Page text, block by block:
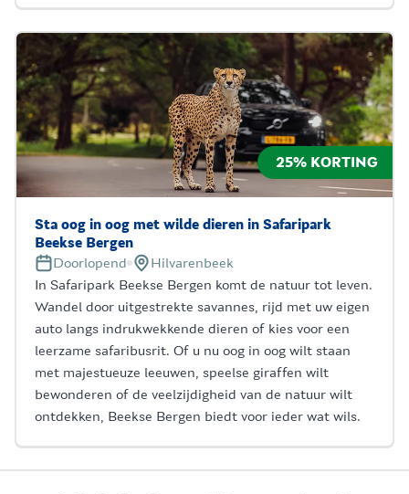
25% KORTING
Sta oog in oog met wilde dieren in Safaripark
Beekse Bergen
Doorlopend
Hilvarenbeek
In Safaripark Beekse Bergen komt de natuur tot leven.
Wandel door uitgestrekte savannes, rijd met uw eigen
auto langs indrukwekkende dieren of kies voor een
leerzame safaribusrit. Of u nu oog in oog wilt staan
met majestueuze leeuwen, speelse giraffen wilt
bewonderen of de veelzijdigheid van de natuur wilt
ontdekken, Beekse Bergen biedt voor ieder wat wils.